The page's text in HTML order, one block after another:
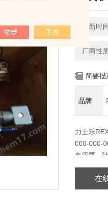
更新时
厂商性
简要描
品牌
力士乐
000-000-
有需要，
保证无论
在